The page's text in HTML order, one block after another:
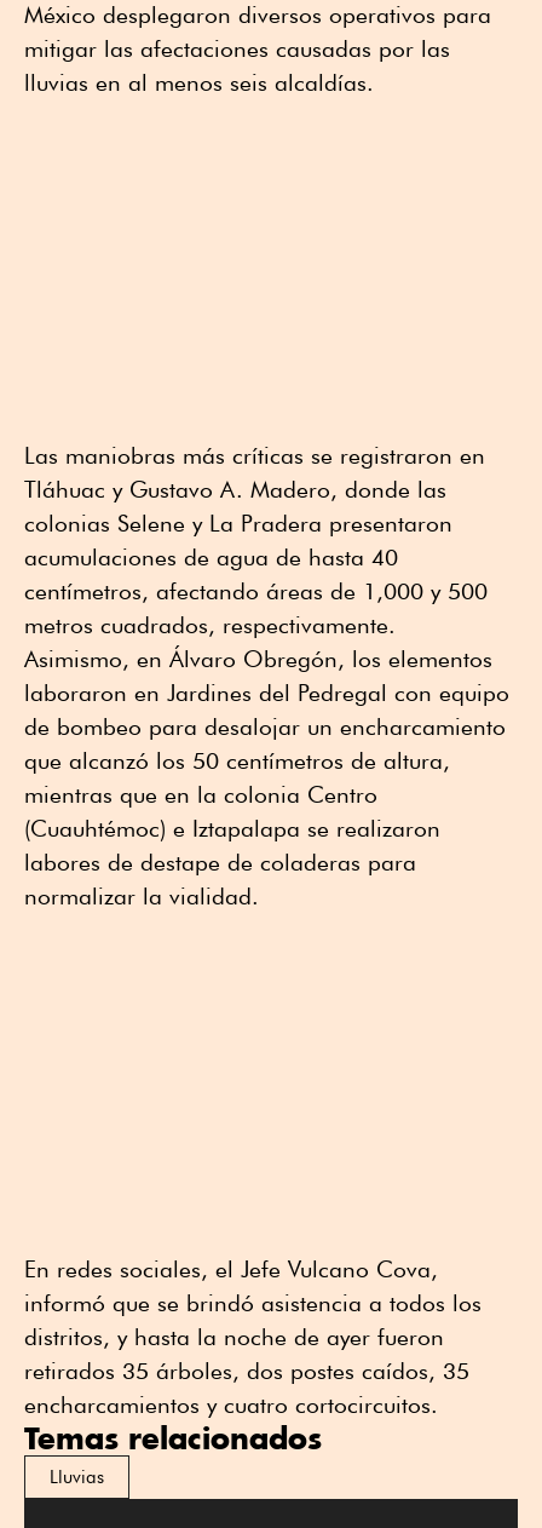
México desplegaron diversos operativos para
mitigar las afectaciones causadas por las
lluvias en al menos seis alcaldías.
Las maniobras más críticas se registraron en
Tláhuac y Gustavo A. Madero, donde las
colonias Selene y La Pradera presentaron
acumulaciones de agua de hasta 40
centímetros, afectando áreas de 1,000 y 500
metros cuadrados, respectivamente.
Asimismo, en Álvaro Obregón, los elementos
laboraron en Jardines del Pedregal con equipo
de bombeo para desalojar un encharcamiento
que alcanzó los 50 centímetros de altura,
mientras que en la colonia Centro
(Cuauhtémoc) e Iztapalapa se realizaron
labores de destape de coladeras para
normalizar la vialidad.
En redes sociales, el Jefe Vulcano Cova,
informó que se brindó asistencia a todos los
distritos, y hasta la noche de ayer fueron
retirados 35 árboles, dos postes caídos, 35
encharcamientos y cuatro cortocircuitos.
Temas relacionados
Lluvias